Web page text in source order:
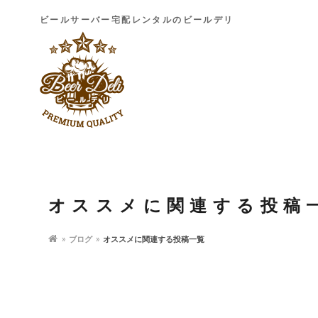
ビールサーバー宅配レンタルのビールデリ
オススメに関連する投稿
ブログ オススメに関連する投稿一覧